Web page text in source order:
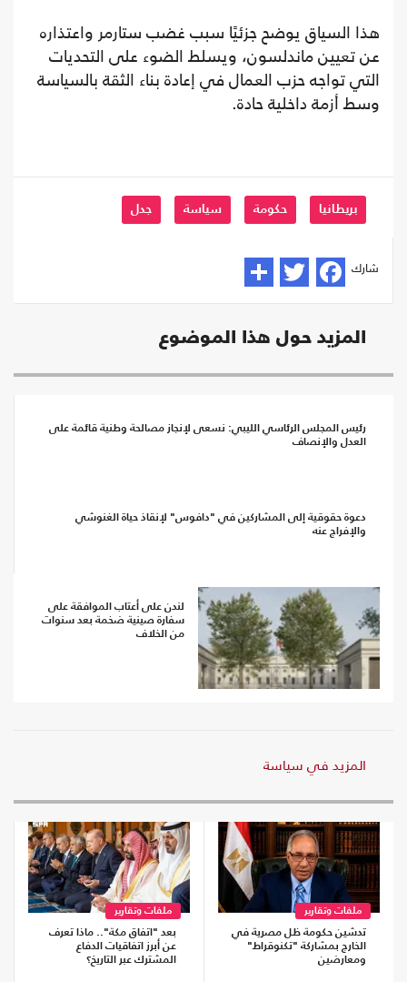
هذا السياق يوضح جزئيًا سبب غضب ستارمر واعتذاره
عن تعيين ماندلسون، ويسلط الضوء على التحديات
التي تواجه حزب العمال في إعادة بناء الثقة بالسياسة
وسط أزمة داخلية حادة.
بريطانيا حكومة سياسة جدل
شارك
المزيد حول هذا الموضوع
رئيس المجلس الرئاسي الليبي: نسعى لإنجاز مصالحة وطنية قائمة على
العدل والإنصاف
دعوة حقوقية إلى المشاركين في "دافوس" لإنقاذ حياة الغنوشي
والإفراج عنه
لندن على أعتاب الموافقة على
سفارة صينية ضخمة بعد سنوات
من الخلاف
المزيد في سياسة
ملفات وتقارير
تدشين حكومة ظل مصرية في
الخارج بمشاركة "تكنوقراط"
ومعارضين
ملفات وتقارير
بعد "اتفاق مكة".. ماذا تعرف
عن أبرز اتفاقيات الدفاع
المشترك عبر التاريخ؟